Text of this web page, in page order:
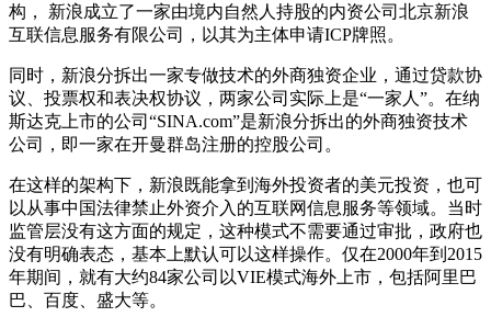
构， 新浪成立了一家由境内自然人持股的内资公司北京新浪
互联信息服务有限公司，以其为主体申请ICP牌照。
同时，新浪分拆出一家专做技术的外商独资企业，通过贷款协
议、投票权和表决权协议，两家公司实际上是“一家人”。在纳
斯达克上市的公司“SINA.com”是新浪分拆出的外商独资技术
公司，即一家在开曼群岛注册的控股公司。
在这样的架构下，新浪既能拿到海外投资者的美元投资，也可
以从事中国法律禁止外资介入的互联网信息服务等领域。当时
监管层没有这方面的规定，这种模式不需要通过审批，政府也
没有明确表态，基本上默认可以这样操作。仅在2000年到2015
年期间，就有大约84家公司以VIE模式海外上市，包括阿里巴
巴、百度、盛大等。